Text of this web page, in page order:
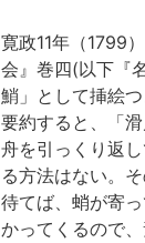
寛政11年（1799
会』巻四(以下『
鮹」として挿絵
要約すると、「
舟を引っくり返
る方法はない。
待てば、蛸が寄
かってくるので